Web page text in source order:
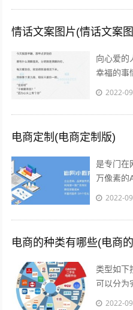
情话文案图片(情话文案
向心爱的
幸福的事
此变得粉
2022-
电商定制(电商定制版)
是专门在
万像素的
上的表现
2022-
电商的种类有哪些(电商
类型如下
可以分为
照商务活
2022-